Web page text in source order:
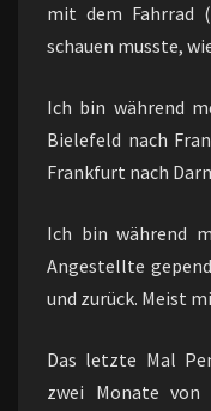
mit dem Fahrrad
schauen musste,
Ich bin während
Bielefeld nach
Frankfurt nach
Ich bin während
Angestellte
und zurück. Meist
Das letzte Mal
zwei Monate